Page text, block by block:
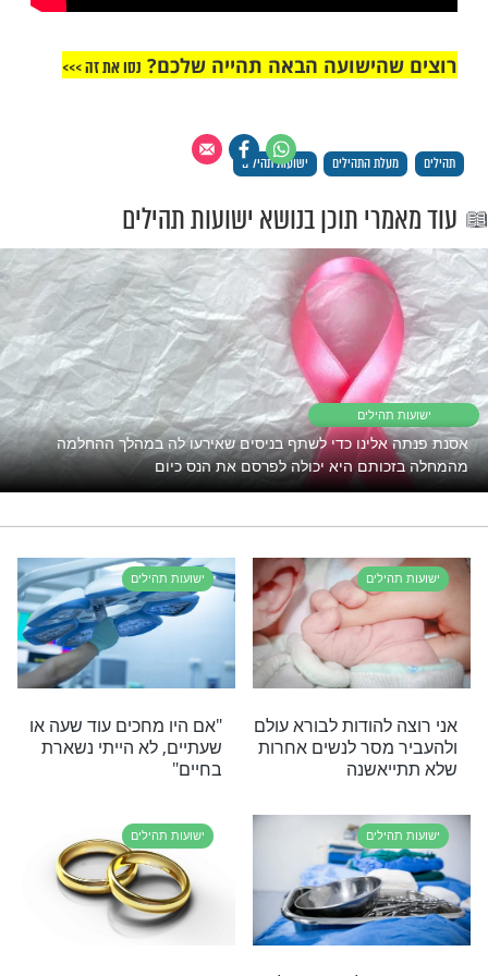
מי שקורא תהילים?
התהילים ישועות תהילים
הבאה תהייה שלכם?נסו את זה >>>
תוכן בנושא ישועות תהילים